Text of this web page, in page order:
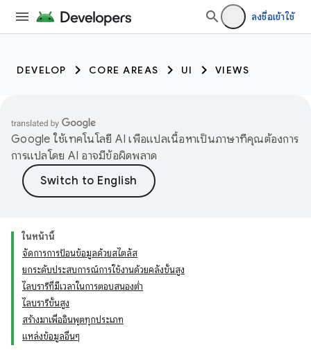
ลงชื่อเข้าใช้
DEVELOP CORE AREAS UI VIEWS
Google ใช้เทคโนโลยี AI เพื่อแปลเนื้อหาเป็นภาษาที่คุณต้องการ
การแปลโดย AI อาจมีข้อผิดพลาด
ในหน้านี้
จัดการการป้อนข้อมูลด้วยสไตลัส
ยกระดับประสบการณ์การใช้งานด้วยคลังขั้นสูง
ไลบรารีที่มีเวลาในการตอบสนองต่ำ
ไลบรารีขั้นสูง
สร้างมาเพื่ออินพุตทุกประเภท
แหล่งข้อมูลอื่นๆ